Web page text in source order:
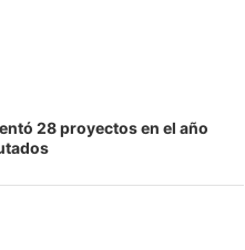
28 proyectos en el año